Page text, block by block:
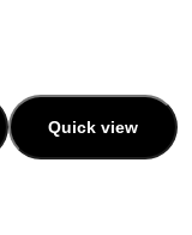
Quick view